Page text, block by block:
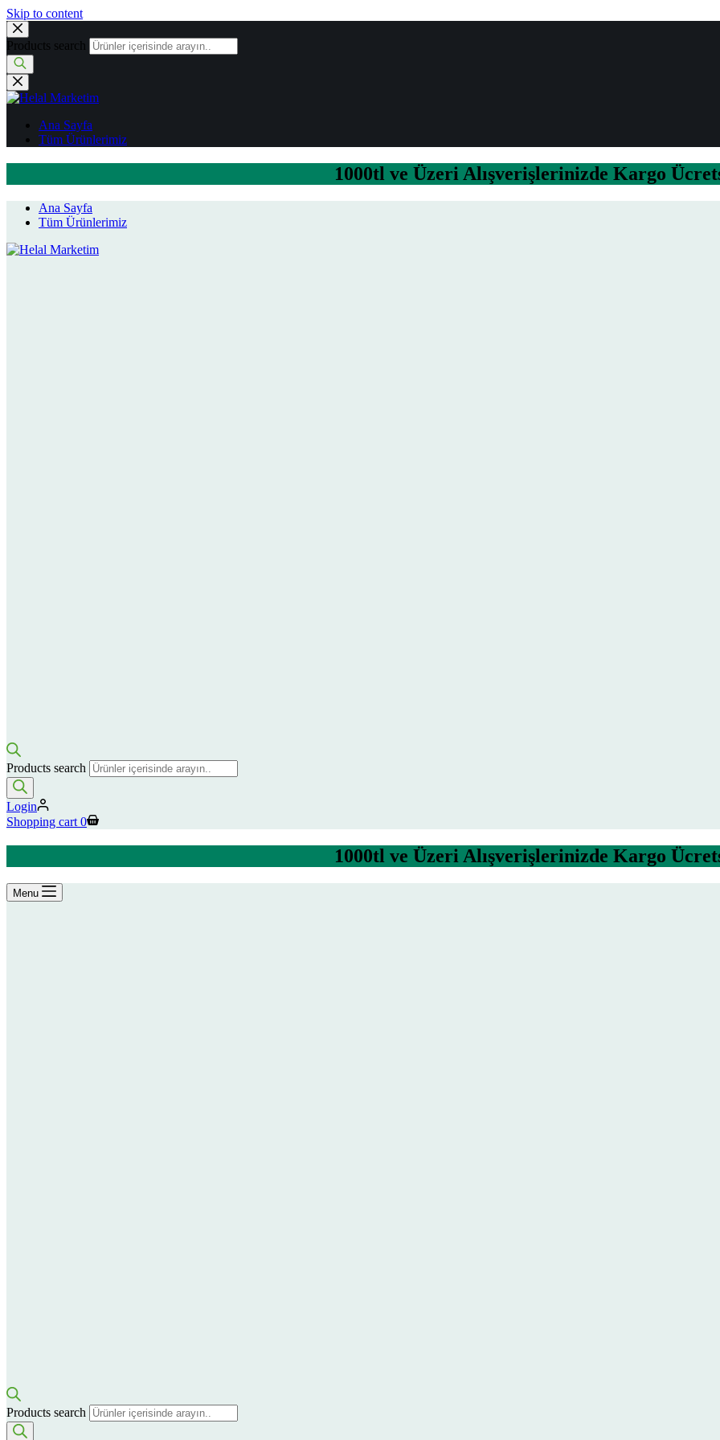
Skip to content
Products search
Ana Sayfa
Tüm Ürünlerimiz
1000tl ve Üzeri Alışverişlerinizde Kargo
Ana Sayfa
Tüm Ürünlerimiz
Products search
Login
Shopping cart 0
1000tl ve Üzeri Alışverişlerinizde Kargo
Menu
Products search